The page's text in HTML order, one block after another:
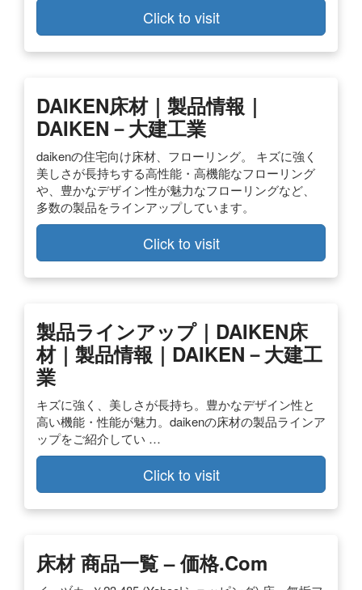
Click to visit
DAIKEN床材｜製品情報｜
DAIKEN－大建工業
daikenの住宅向け床材、フローリング。 キズに強く
美しさが長持ちする高性能・高機能なフローリング
や、豊かなデザイン性が魅力なフローリングなど、
多数の製品をラインアップしています。
Click to visit
製品ラインアップ｜DAIKEN床
材｜製品情報｜DAIKEN－大建工
業
キズに強く、美しさが長持ち。豊かなデザイン性と
高い機能・性能が魅力。daikenの床材の製品ラインア
ップをご紹介してい …
Click to visit
床材 商品一覧 – 価格.com